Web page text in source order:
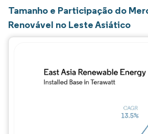
Tamanho e Participação do
Renovável no Leste Asiático